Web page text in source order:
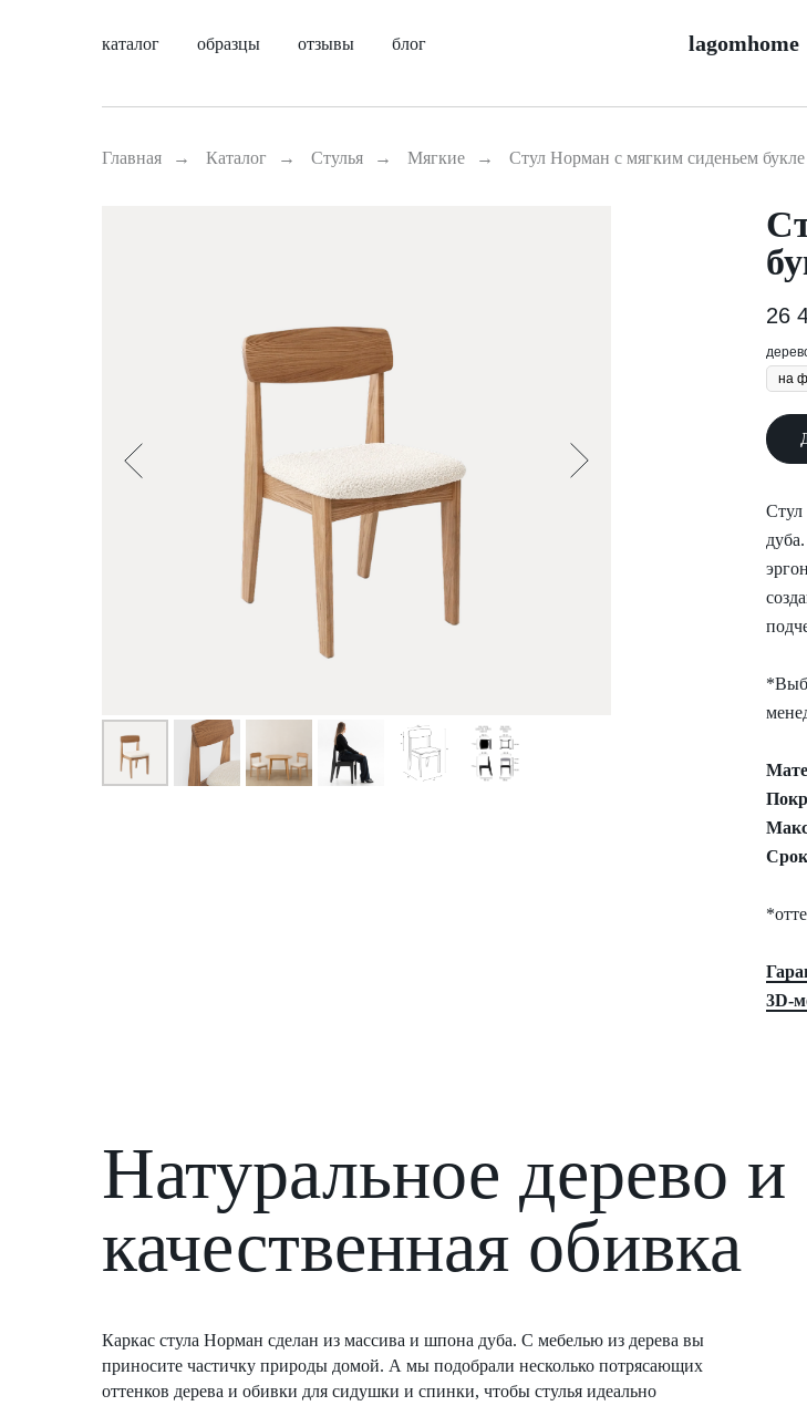
lagomhome
каталог образцы отзывы блог
Главная → Каталог → Стулья → Мягкие → Стул Норман с мягким сиденьем
26
3D-
Натуральное дерево и
качественная обивка
Каркас стула Норман сделан из массива и шпона дуба. С мебелью из дерева вы
приносите частичку природы домой. А мы подобрали несколько потрясающих
оттенков дерева и обивки для сидушки и спинки, чтобы стулья идеально